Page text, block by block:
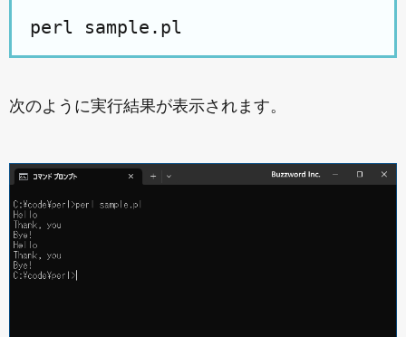
次のように実行結果が表示されます。